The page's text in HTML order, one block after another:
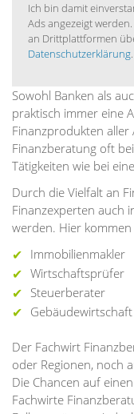
Ich bin damit
Ads angezeigt
an Drittplattformen
Datenschutzerklärung.
Sowohl Banken als
praktisch immer eine
Finanzprodukten
Finanzberatung oft
Tätigkeiten wie bei
Durch die Vielfalt an
Finanzexperten auch
werden. Hier
Immobilienmakler
Wirtschaftsprüfer
Steuerberater
Gebäudewirtschaft
Der Fachwirt
oder Regionen, noch
Die Chancen auf
Fachwirte